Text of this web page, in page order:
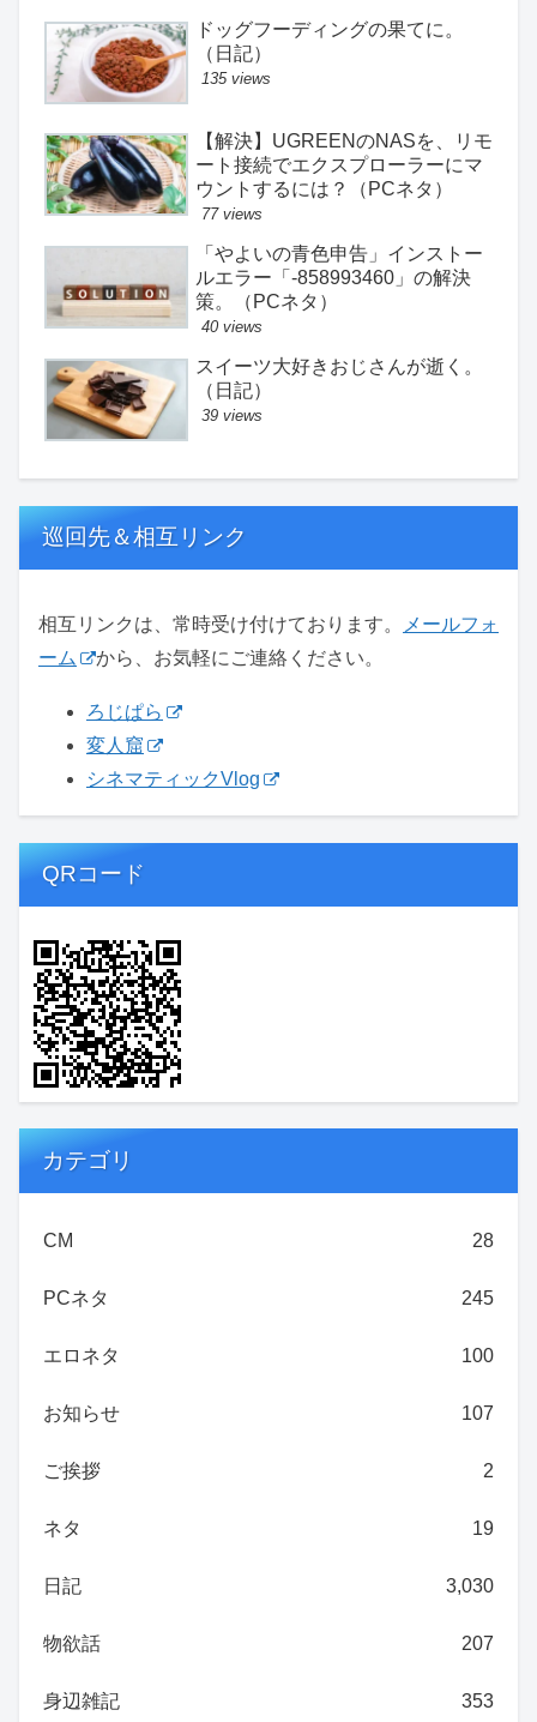
ドッグフーディングの果てに。
（日記）
135 views
【解決】UGREENのNASを、リモ
ート接続でエクスプローラーにマ
ウントするには？（PCネタ）
77 views
「やよいの青色申告」インストー
ルエラー「-858993460」の解決
策。（PCネタ）
40 views
スイーツ大好きおじさんが逝く。
（日記）
39 views
巡回先＆相互リンク
相互リンクは、常時受け付けております。
メールフォ
ーム
から、お気軽にご連絡ください。
ろじぱら
変人窟
シネマティックVlog
QRコード
カテゴリ
CM 28
PCネタ 245
エロネタ 100
お知らせ 107
ご挨拶 2
ネタ 19
日記 3,030
物欲話 207
身辺雑記 353